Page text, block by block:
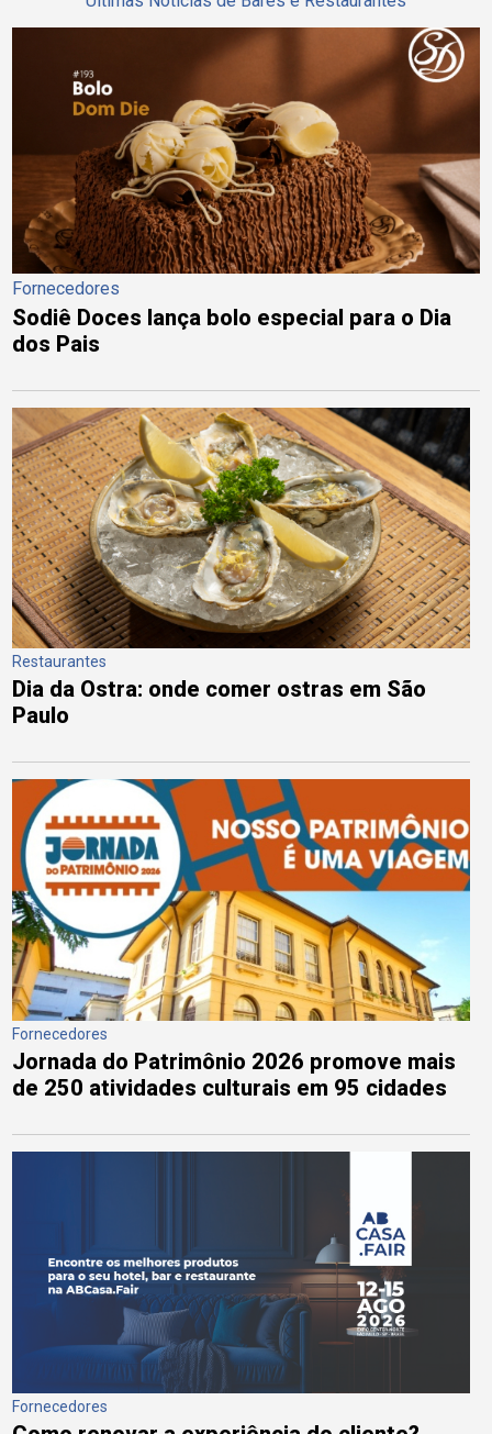
Fornecedores
Sodiê Doces lança bolo especial para o Dia
dos Pais
Restaurantes
Dia da Ostra: onde comer ostras em São
Paulo
Fornecedores
Jornada do Patrimônio 2026 promove mais
de 250 atividades culturais em 95 cidades
Fornecedores